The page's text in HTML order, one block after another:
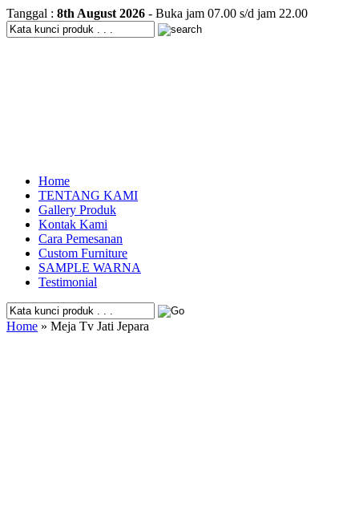
Tanggal : 8th August 2026 - Buka jam 07.00 s/d jam 22.00
Home
TENTANG KAMI
Gallery Produk
Kontak Kami
Cara Pemesanan
Custom Furniture
SAMPLE WARNA
Testimonial
Home » Meja Tv Jati Jepara